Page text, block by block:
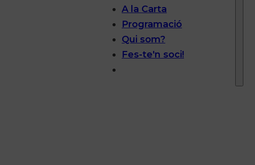
A la Carta
Programació
Qui som?
Fes-te'n soci!